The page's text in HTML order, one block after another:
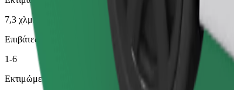
7,3 χλμ.
Επιβάτες
1-6
Εκτιμώμενη τιμή